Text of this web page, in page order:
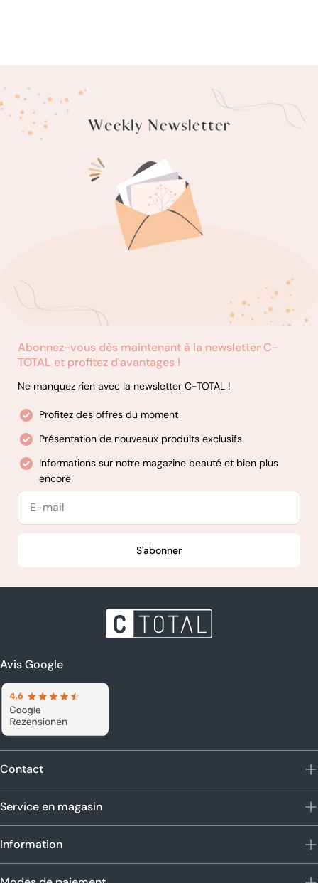
Abonnez-vous dès maintenant à la newsletter C-
TOTAL et profitez d'avantages !
Ne manquez rien avec la newsletter C-TOTAL !
Profitez des offres du moment
Présentation de nouveaux produits exclusifs
Informations sur notre magazine beauté et bien plus
encore
E-
S'abonner
Avis Google
Contact
Service en magasin
Information